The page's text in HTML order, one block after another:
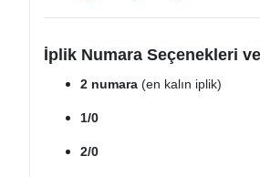
İplik Numara Seçenekleri ve
2 numara (en kalın iplik)
1/0
2/0